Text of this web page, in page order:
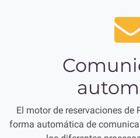
El motor de reservaciones de
forma automática de